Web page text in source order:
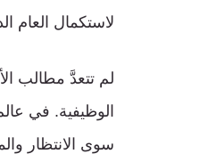
لاستكمال العام
لم تتعدَّ مطالب
الوظيفية. في
سوى الانتظار